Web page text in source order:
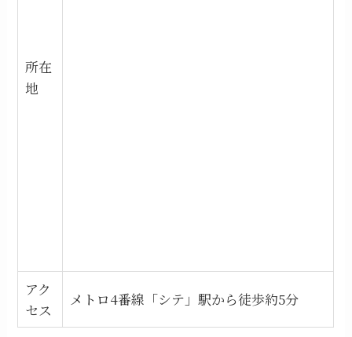
所在
地
アク
セス
メトロ4番線「シテ」駅から徒歩約5分